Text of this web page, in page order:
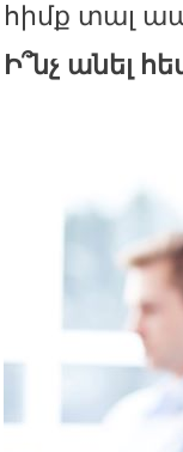
հիմք տալ
Ի՞նչ անել